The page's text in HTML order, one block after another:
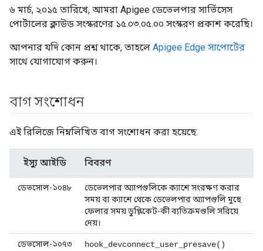
৬ মার্চ, ২০১৫ তারিখে, আমরা Apigee ডেভেলপার সার্ভিসেস
পোর্টালের ক্লাউড সংস্করণের ১৫.০৩.০৫.০০ সংস্করণ প্রকাশ করেছি।
আপনার যদি কোন প্রশ্ন থাকে, তাহলে Apigee Edge সাপোর্টের
সাথে যোগাযোগ করুন।
বাগ সংশোধন
এই রিলিজে নিম্নলিখিত বাগ সংশোধন করা হয়েছে:
ইস্যু আইডি বিবরণ
ডেভসোল-১০৪৮
ডেভেলপার অ্যাপগুলিকে ক্যাশে সংরক্ষণ করার
সময় বা ক্যাশে থেকে ডেভেলপার অ্যাপগুলি মুছে
ফেলার সময় ডুপ্লিকেট-কী ব্যতিক্রমগুলি সরিয়ে
দেয়।
ডেভসোল-১০৭৩
hook_devconnect_user_presave()